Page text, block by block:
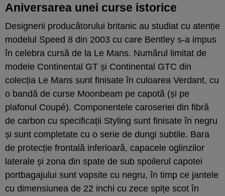
Aniversarea unei curse istorice
Designerii producătorului britanic au studiat cu atenție
modelul Speed 8 din 2003 cu care Bentley s-a impus
în celebra cursă de la Le Mans. Numărul limitat de
modele Continental GT și Continental GTC din
colecția Le Mans sunt finisate în culoarea Verdant, cu
o bandă de curse Moonbeam pe capotă (și pe
plafonul Coupé). Componentele caroseriei din fibră
de carbon cu specificații Styling sunt finisate în negru
și sunt completate cu o serie de dungi subtile. Bara
de protecție frontală inferioară, capacele oglinzilor
laterale și zona din spate de sub spoilerul capotei
portbagajului sunt vopsite cu negru, în timp ce jantele
cu dimensiunea de 22 inchi cu zece spițe scot în